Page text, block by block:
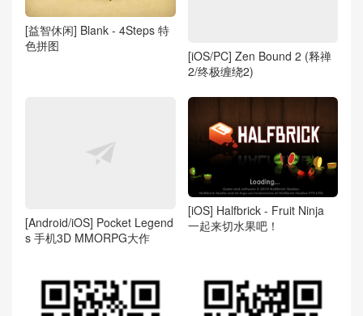
[益智休闲] Blank - 4Steps 特
色拼图
[iOS/PC] Zen Bound 2 (释禅
2/终极缠绕2)
[Android/iOS] Pocket Legend
s 手机3D MMORPG大作
[iOS] Halfbrick - Fruit Ninja
一起来切水果吧！